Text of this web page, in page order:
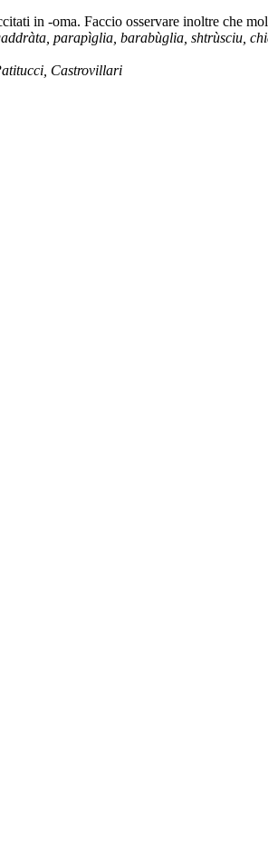
in -oma. Faccio osservare inoltre che
parapìglia, barabùglia, shtrùsciu,
Castrovillari